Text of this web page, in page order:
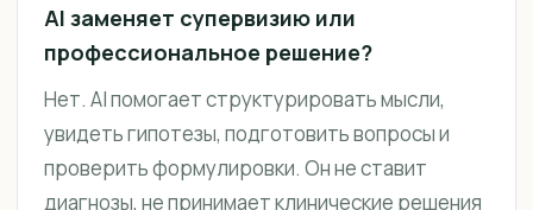
AI заменяет супервизию или
профессиональное решение?
Нет. AI помогает структурировать мысли,
увидеть гипотезы, подготовить вопросы и
проверить формулировки. Он не ставит
диагнозы, не принимает клинические решения